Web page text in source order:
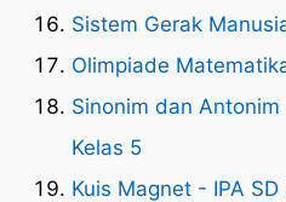
Sistem Gerak
Olimpiade
Sinonim dan
Kelas 5
Kuis Magnet - IPA SD